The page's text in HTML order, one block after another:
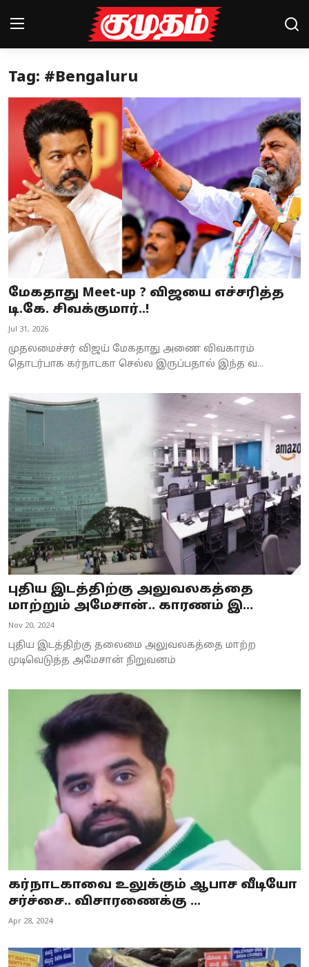
Home
Magazines
Games
Cinema
Videos
Health
Sports
Special Story
Business
Crime
World
Astrology
Spirituality
Weather
Politics
Tag: #Bengaluru
மேகதாது Meet-up ? விஜயை எச்சரித்த
டி.கே. சிவக்குமார்..!
Jul 31, 2026
முதலமைச்சர் விஜய் மேகதாது அணை விவகாரம்
தொடர்பாக கர்நாடகா செல்ல இருப்பதால் இந்த வ...
புதிய இடத்திற்கு அலுவலகத்தை
மாற்றும் அமேசான்.. காரணம் இ...
Nov 20, 2024
புதிய இடத்திற்கு தலைமை அலுவலகத்தை மாற்ற
முடிவெடுத்த அமேசான் நிறுவனம்
கர்நாடகாவை உலுக்கும் ஆபாச வீடியோ
சர்ச்சை.. விசாரணைக்கு ...
Apr 28, 2024